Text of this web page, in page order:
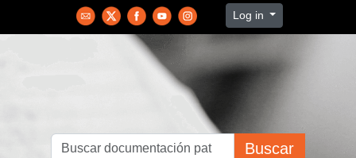
Log in
Buscar